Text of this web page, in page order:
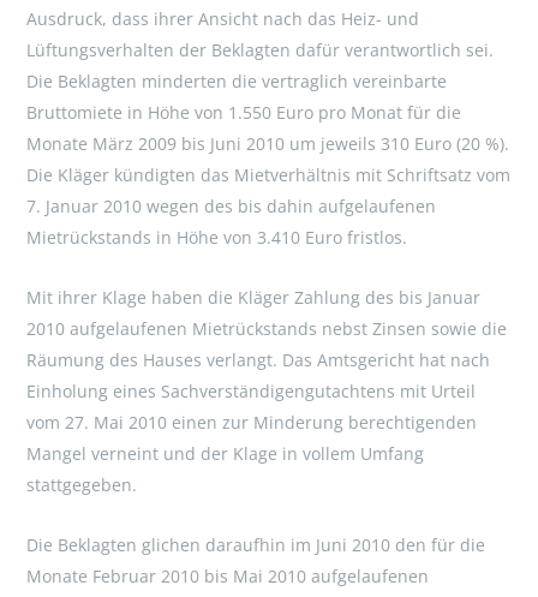
Ausdruck, dass ihrer Ansicht nach das Heiz- und
Lüftungsverhalten der Beklagten dafür verantwortlich sei.
Die Beklagten minderten die vertraglich vereinbarte
Bruttomiete in Höhe von 1.550 Euro pro Monat für die
Monate März 2009 bis Juni 2010 um jeweils 310 Euro (20 %).
Die Kläger kündigten das Mietverhältnis mit Schriftsatz vom
7. Januar 2010 wegen des bis dahin aufgelaufenen
Mietrückstands in Höhe von 3.410 Euro fristlos.
Mit ihrer Klage haben die Kläger Zahlung des bis Januar
2010 aufgelaufenen Mietrückstands nebst Zinsen sowie die
Räumung des Hauses verlangt. Das Amtsgericht hat nach
Einholung eines Sachverständigengutachtens mit Urteil
vom 27. Mai 2010 einen zur Minderung berechtigenden
Mangel verneint und der Klage in vollem Umfang
stattgegeben.
Die Beklagten glichen daraufhin im Juni 2010 den für die
Monate Februar 2010 bis Mai 2010 aufgelaufenen